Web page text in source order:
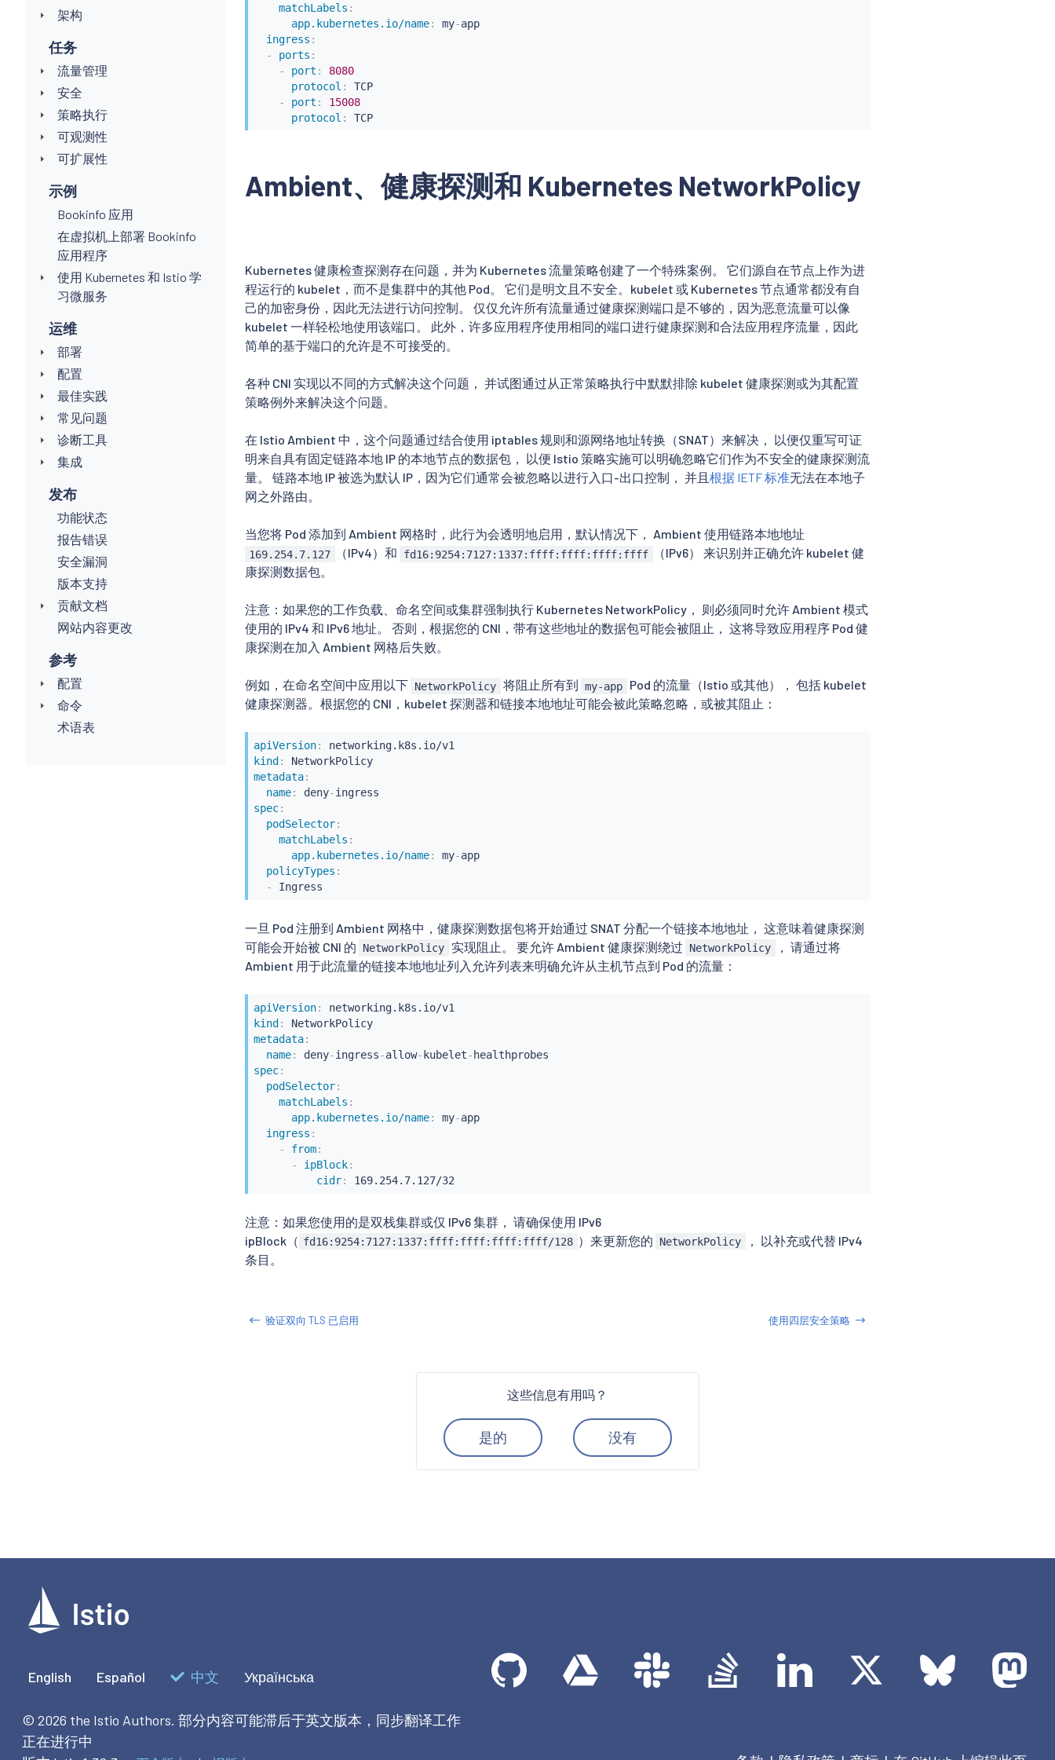
架构
任务
流量管理
安全
策略执行
可观测性
可扩展性
示例
Bookinfo 应用
在虚拟机上部署 Bookinfo
应用程序
使用 Kubernetes 和 Istio 学
习微服务
运维
部署
配置
最佳实践
常见问题
诊断工具
集成
发布
功能状态
报告错误
安全漏洞
版本支持
贡献文档
网站内容更改
参考
配置
命令
术语表
matchLabels :
app.kubernetes.io/name: my-app
ingress :
-
ports :
-
port :
8080
protocol :
TCP
-
port :
15008
protocol : TCP
Ambient、健康探测和 Kubernetes NetworkPolicy
Kubernetes 健康检查探测存在问题，并为 Kubernetes 流量策略创建了一个特殊案例。 它们源自在节点上作为进
程运行的 kubelet，而不是集群中的其他 Pod。 它们是明文且不安全。kubelet 或 Kubernetes 节点通常都没有自
己的加密身份，因此无法进行访问控制。 仅仅允许所有流量通过健康探测端口是不够的，因为恶意流量可以像
kubelet 一样轻松地使用该端口。 此外，许多应用程序使用相同的端口进行健康探测和合法应用程序流量，因此
简单的基于端口的允许是不可接受的。
各种 CNI 实现以不同的方式解决这个问题， 并试图通过从正常策略执行中默默排除 kubelet 健康探测或为其配置
策略例外来解决这个问题。
在 Istio Ambient 中，这个问题通过结合使用 iptables 规则和源网络地址转换（SNAT）来解决， 以便仅重写可证
明来自具有固定链路本地 IP 的本地节点的数据包， 以便 Istio 策略实施可以明确忽略它们作为不安全的健康探测流
量。 链路本地 IP 被选为默认 IP，因为它们通常会被忽略以进行入口-出口控制， 并且 根据 IETF 标准无法在本地子
网之外路由。
当您将 Pod 添加到 Ambient 网格时，此行为会透明地启用，默认情况下， Ambient 使用链路本地地址
169.254.7.127 （IPv4）和 fd16:9254:7127:1337:ffff:ffff:ffff:ffff
（IPv6） 来识别并正确允许 kubelet 健
康探测数据包。
注意：如果您的工作负载、命名空间或集群强制执行 Kubernetes NetworkPolicy， 则必须同时允许 Ambient 模式
使用的 IPv4 和 IPv6 地址。 否则，根据您的 CNI，带有这些地址的数据包可能会被阻止， 这将导致应用程序 Pod 健
康探测在加入 Ambient 网格后失败。
例如，在命名空间中应用以下 NetworkPolicy 将阻止所有到 my-app
Pod 的流量（Istio 或其他）， 包括 kubelet
健康探测器。根据您的 CNI，kubelet 探测器和链接本地地址可能会被此策略忽略，或被其阻止：
apiVersion:
kind :
NetworkPolicy
metadata:
name: deny-
spec:
podSelector:
matchLabels :
app.kubernetes.io/name: my-app
policyTypes :
-
Ingress
一旦 Pod 注册到 Ambient 网格中，健康探测数据包将开始通过 SNAT 分配一个链接本地地址， 这意味着健康探测
可能会开始被 CNI 的
NetworkPolicy 实现阻止。 要允许 Ambient 健康探测绕过 NetworkPolicy
， 请通过将
Ambient 用于此流量的链接本地地址列入允许列表来明确允许从主机节点到 Pod 的流量：
apiVersion:
kind :
NetworkPolicy
metadata:
name: deny-ingress-allow- kubelet-
spec:
podSelector:
matchLabels :
app.kubernetes.io/name: my-app
ingress :
-
from:
-
ipBlock:
cidr: 169.254.7.127/32
注意：如果您使用的是双栈集群或仅 IPv6 集群， 请确保使用 IPv6
ipBlock（ fd16:9254:7127:1337:ffff:ffff:ffff:ffff/128 ）来更新您的 NetworkPolicy
， 以补充或代替 IPv4
条目。
验证双向 TLS 已启用 使用四层安全策略
这些信息有用吗？
是的 没有
English Español 中文 Українська
© 2026 the Istio Authors. 部分内容可能滞后于英文版本，同步翻译工作
正在进行中